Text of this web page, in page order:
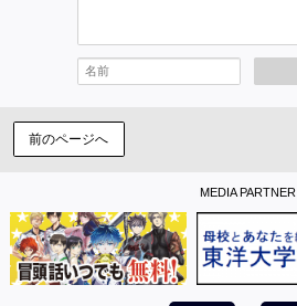
前のページへ
MEDIA PARTNER